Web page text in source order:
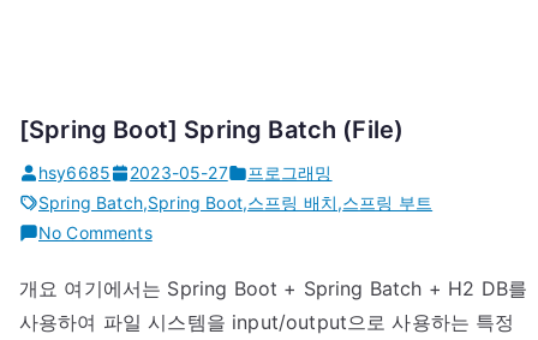
[Spring Boot] Spring Batch (File)
hsy6685 2023-05-27
프로그래밍
Spring Batch,Spring Boot,스프링 배치,스프링 부트
No Commentson
Boot]
Spring
개요 여기에서는 Spring Boot + Spring Batch + H2 DB를
사용하여 파일 시스템을 input/output으로 사용하는 특정